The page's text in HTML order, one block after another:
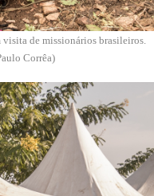
de missionários brasileiros.
Corrêa)